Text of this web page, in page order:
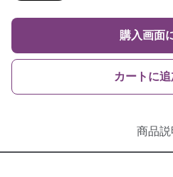
購入画面
カートに
商品説